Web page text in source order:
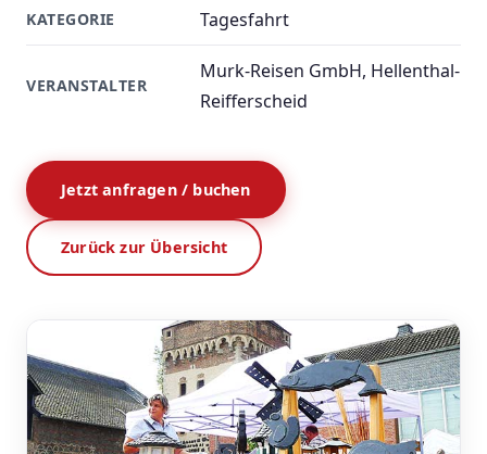
KATEGORIE Tagesfahrt
VERANSTALTER
Murk-Reisen GmbH, Hellenthal-
Reifferscheid
Jetzt anfragen / buchen
Zurück zur Übersicht